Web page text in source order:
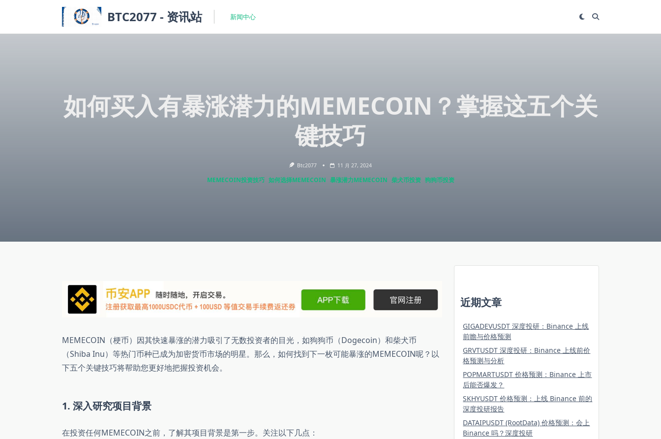
BTC2077 - 资讯站 新闻中心
如何买入有暴涨潜力的MEMECOIN？掌握这五个关
键技巧
Btc2077 11 月 27, 2024
MEMECOIN投资技巧 如何选择MEMECOIN 暴涨潜力MEMECOIN 柴犬币投资 狗狗币投资
MEMECOIN（梗币）因其快速暴涨的潜力吸引了无数投资者的目光，如狗狗币（Dogecoin）和柴犬币
（Shiba Inu）等热门币种已成为加密货币市场的明星。那么，如何找到下一枚可能暴涨的MEMECOIN呢？以
下五个关键技巧将帮助您更好地把握投资机会。
1. 深入研究项目背景
在投资任何MEMECOIN之前，了解其项目背景是第一步。关注以下几点：
近期文章
GIGADEVUSDT 深度投研：Binance 上线
前瞻与价格预测
GRVTUSDT 深度投研：Binance 上线前价
格预测与分析
POPMARTUSDT 价格预测：Binance 上市
后能否爆发？
SKHYUSDT 价格预测：上线 Binance 前的
深度投研报告
DATAIPUSDT (RootData) 价格预测：会上
Binance 吗？深度投研